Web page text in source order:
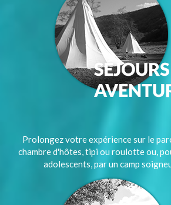
Prolongez votre expérience sur le
chambre d'hôtes, tipi ou roulotte ou,
adolescents, par un camp